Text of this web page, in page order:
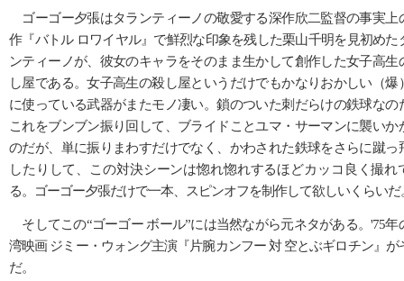
ゴーゴー夕張はタランティーノの敬愛する深作欣二監督の事実上
作『バトル ロワイヤル』で鮮烈な印象を残した栗山千明を見初めた
ンティーノが、彼女のキャラをそのまま生かして創作した女子高生
し屋である。女子高生の殺し屋というだけでもかなりおかしい（爆
に使っている武器がまたモノ凄い。鎖のついた刺だらけの鉄球なの
これをブンブン振り回して、ブライドことユマ・サーマンに襲いか
のだが、単に振りまわすだけでなく、かわされた鉄球をさらに蹴っ
したりして、この対決シーンは惚れ惚れするほどカッコ良く撮れ
る。ゴーゴー夕張だけで一本、スピンオフを制作して欲しいくらいだ
そしてこの“ゴーゴー ボール”には当然ながら元ネタがある。'75年
湾映画 ジミー・ウォング主演『片腕カンフー 対 空とぶギロチン』が
だ。